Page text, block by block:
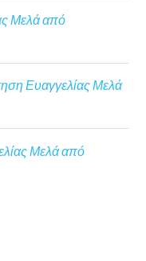
Μελά από
Ευαγγελίας Μελά
Μελά από